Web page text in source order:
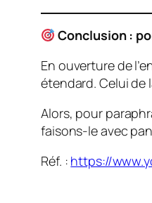
Conclusion :
En ouverture de
étendard. Celui de
Alors, pour
faisons-le avec
Réf. : https://